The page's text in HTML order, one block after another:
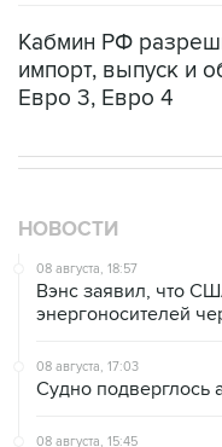
Кабмин РФ
импорт, выпуск и
Евро 3, Евро 4
НОВОСТИ
08 августа, 18:57
Вэнс заявил, что
энергоносителей
08 августа, 17:03
Судно подверглось
08 августа, 15:45